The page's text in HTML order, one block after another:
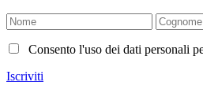
Consento l'uso dei dati personali
Iscriviti